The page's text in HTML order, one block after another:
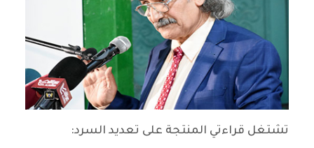
تشتغل قراءتي المنتجة على تعديد السرد: